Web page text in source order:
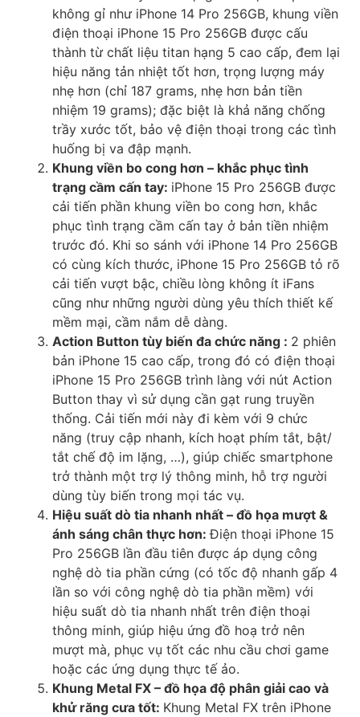
không gỉ như iPhone 14 Pro 256GB, khung viền
điện thoại iPhone 15 Pro 256GB được cấu
thành từ chất liệu titan hạng 5 cao cấp, đem lại
hiệu năng tản nhiệt tốt hơn, trọng lượng máy
nhẹ hơn (chỉ 187 grams, nhẹ hơn bản tiền
nhiệm 19 grams); đặc biệt là khả năng chống
trầy xước tốt, bảo vệ điện thoại trong các tình
huống bị va đập mạnh.
Khung viền bo cong hơn – khắc phục tình
trạng cầm cấn tay: iPhone 15 Pro 256GB được
cải tiến phần khung viền bo cong hơn, khắc
phục tình trạng cầm cấn tay ở bản tiền nhiệm
trước đó. Khi so sánh với iPhone 14 Pro 256GB
có cùng kích thước, iPhone 15 Pro 256GB tỏ rõ
cải tiến vượt bậc, chiều lòng không ít iFans
cũng như những người dùng yêu thích thiết kế
mềm mại, cầm nắm dễ dàng.
Action Button tùy biến đa chức năng : 2 phiên
bản iPhone 15 cao cấp, trong đó có điện thoại
iPhone 15 Pro 256GB trình làng với nút Action
Button thay vì sử dụng cần gạt rung truyền
thống. Cải tiến mới này đi kèm với 9 chức
năng (truy cập nhanh, kích hoạt phím tắt, bật/
tắt chế độ im lặng, …), giúp chiếc smartphone
trở thành một trợ lý thông minh, hỗ trợ người
dùng tùy biến trong mọi tác vụ.
Hiệu suất dò tia nhanh nhất – đồ họa mượt &
ánh sáng chân thực hơn:Điện thoại iPhone 15
Pro 256GB lần đầu tiên được áp dụng công
nghệ dò tia phần cứng (có tốc độ nhanh gấp 4
lần so với công nghệ dò tia phần mềm) với
hiệu suất dò tia nhanh nhất trên điện thoại
thông minh, giúp hiệu ứng đồ hoạ trở nên
mượt mà, phục vụ tốt các nhu cầu chơi game
hoặc các ứng dụng thực tế ảo.
Khung Metal FX – đồ họa độ phân giải cao và
khử răng cưa tốt: Khung Metal FX trên iPhone